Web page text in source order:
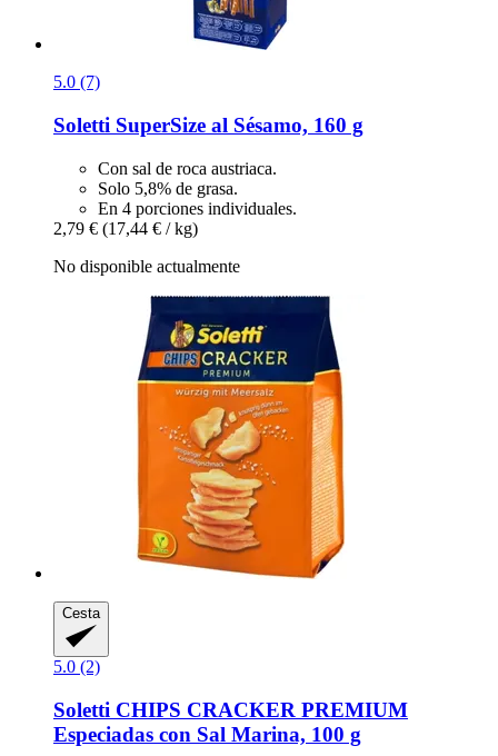
5.0 (7)
Soletti SuperSize al Sésamo, 160 g
Con sal de roca austriaca.
Solo 5,8% de grasa.
En 4 porciones individuales.
2,79 € (17,44 € / kg)
No disponible actualmente
Cesta
5.0 (2)
Soletti CHIPS CRACKER PREMIUM
Especiadas con Sal Marina, 100 g